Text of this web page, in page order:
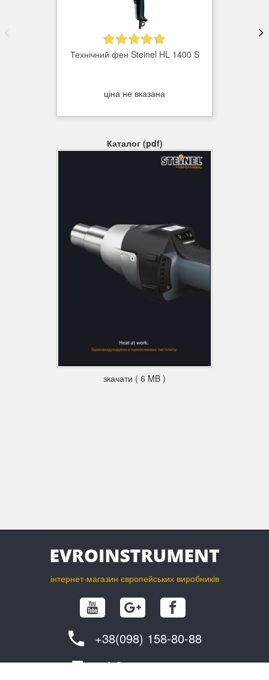
Технічний фен Steinel HL 1400 S
ціна не вказана
Каталог (pdf)
зкачати ( 6 MB )
інтернет-магазин європейських виробників
+38(098) 158-80-88
info@evroinstrument.com